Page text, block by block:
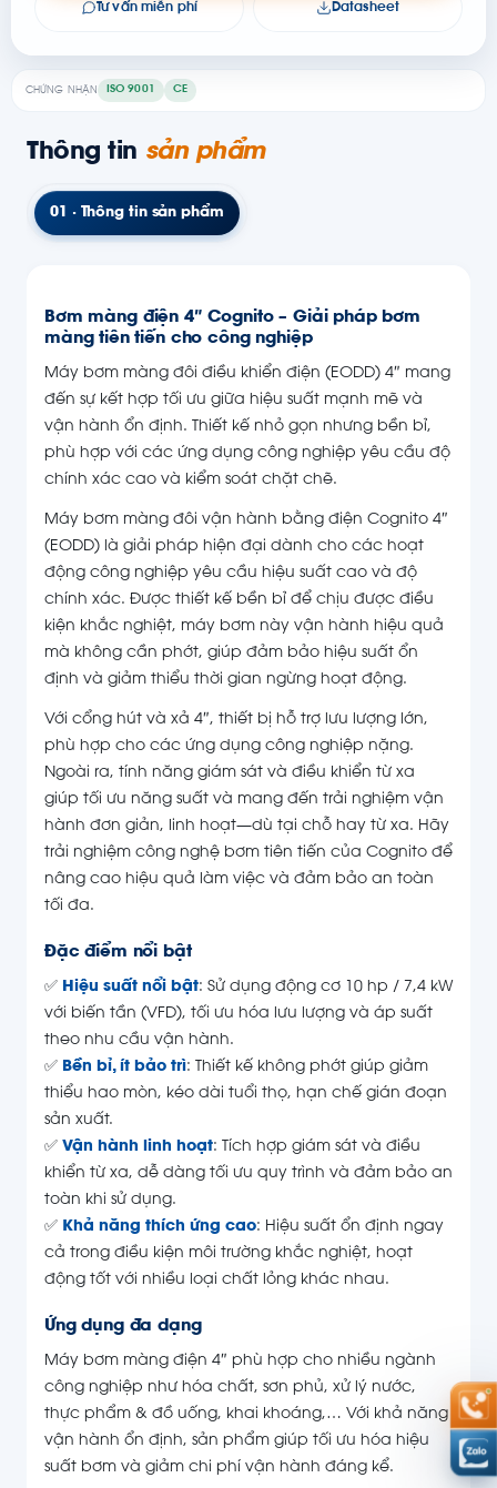
CHỨNG NHẬN ISO 9001 CE
Tư vấn miễn phí Datasheet
Thông tin sản phẩm
01 · Thông tin sản phẩm
Bơm màng điện 4″ Cognito – Giải pháp bơm
màng tiên tiến cho công nghiệp
Máy bơm màng đôi điều khiển điện (EODD) 4″ mang
đến sự kết hợp tối ưu giữa hiệu suất mạnh mẽ và
vận hành ổn định. Thiết kế nhỏ gọn nhưng bền bỉ,
phù hợp với các ứng dụng công nghiệp yêu cầu độ
chính xác cao và kiểm soát chặt chẽ.
Máy bơm màng đôi vận hành bằng điện Cognito 4″
(EODD) là giải pháp hiện đại dành cho các hoạt
động công nghiệp yêu cầu hiệu suất cao và độ
chính xác. Được thiết kế bền bỉ để chịu được điều
kiện khắc nghiệt, máy bơm này vận hành hiệu quả
mà không cần phớt, giúp đảm bảo hiệu suất ổn
định và giảm thiểu thời gian ngừng hoạt động.
Với cổng hút và xả 4″, thiết bị hỗ trợ lưu lượng lớn,
phù hợp cho các ứng dụng công nghiệp nặng.
Ngoài ra, tính năng giám sát và điều khiển từ xa
giúp tối ưu năng suất và mang đến trải nghiệm vận
hành đơn giản, linh hoạt—dù tại chỗ hay từ xa. Hãy
trải nghiệm công nghệ bơm tiên tiến của Cognito để
nâng cao hiệu quả làm việc và đảm bảo an toàn
tối đa.
Đặc điểm nổi bật
✅ Hiệu suất nổi bật: Sử dụng động cơ 10 hp / 7,4 kW
với biến tần (VFD), tối ưu hóa lưu lượng và áp suất
theo nhu cầu vận hành.
✅ Bền bỉ, ít bảo trì: Thiết kế không phớt giúp giảm
thiểu hao mòn, kéo dài tuổi thọ, hạn chế gián đoạn
sản xuất.
✅ Vận hành linh hoạt: Tích hợp giám sát và điều
khiển từ xa, dễ dàng tối ưu quy trình và đảm bảo an
toàn khi sử dụng.
✅ Khả năng thích ứng cao: Hiệu suất ổn định ngay
cả trong điều kiện môi trường khắc nghiệt, hoạt
động tốt với nhiều loại chất lỏng khác nhau.
Ứng dụng đa dạng
Máy bơm màng điện 4″ phù hợp cho nhiều ngành
công nghiệp như hóa chất, sơn phủ, xử lý nước,
thực phẩm & đồ uống, khai khoáng,… Với khả năng
vận hành ổn định, sản phẩm giúp tối ưu hóa hiệu
suất bơm và giảm chi phí vận hành đáng kể.